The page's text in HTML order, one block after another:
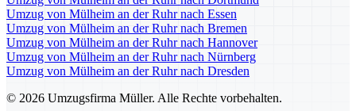
Umzug von Mülheim an der Ruhr nach Essen
Umzug von Mülheim an der Ruhr nach Bremen
Umzug von Mülheim an der Ruhr nach Hannover
Umzug von Mülheim an der Ruhr nach Nürnberg
Umzug von Mülheim an der Ruhr nach Dresden
© 2026 Umzugsfirma Müller. Alle Rechte vorbehalten.